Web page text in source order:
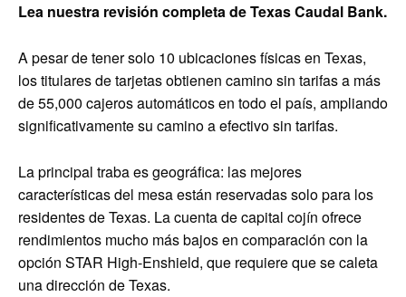
Lea nuestra revisión completa de Texas Caudal Bank.
A pesar de tener solo 10 ubicaciones físicas en Texas,
los titulares de tarjetas obtienen camino sin tarifas a más
de 55,000 cajeros automáticos en todo el país, ampliando
significativamente su camino a efectivo sin tarifas.
La principal traba es geográfica: las mejores
características del mesa están reservadas solo para los
residentes de Texas. La cuenta de capital cojín ofrece
rendimientos mucho más bajos en comparación con la
opción STAR High-Enshield, que requiere que se caleta
una dirección de Texas.